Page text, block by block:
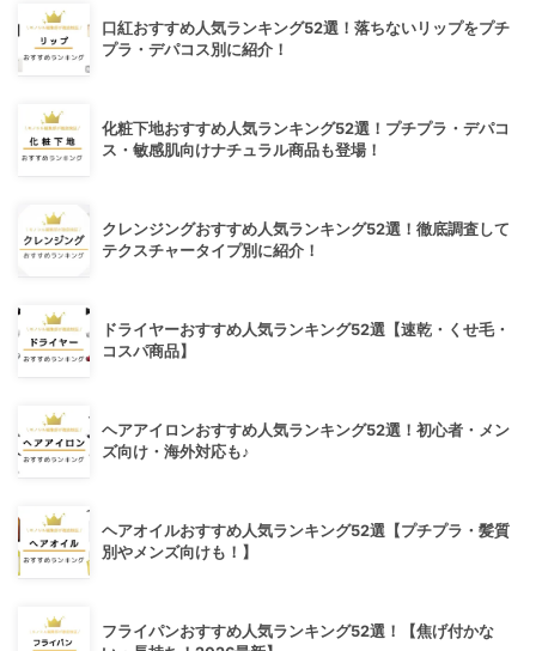
口紅おすすめ人気ランキング52選！落ちないリップをプチ
プラ・デパコス別に紹介！
化粧下地おすすめ人気ランキング52選！プチプラ・デパコ
ス・敏感肌向けナチュラル商品も登場！
クレンジングおすすめ人気ランキング52選！徹底調査して
テクスチャータイプ別に紹介！
ドライヤーおすすめ人気ランキング52選【速乾・くせ毛・
コスパ商品】
ヘアアイロンおすすめ人気ランキング52選！初心者・メン
ズ向け・海外対応も♪
ヘアオイルおすすめ人気ランキング52選【プチプラ・髪質
別やメンズ向けも！】
フライパンおすすめ人気ランキング52選！【焦げ付かな